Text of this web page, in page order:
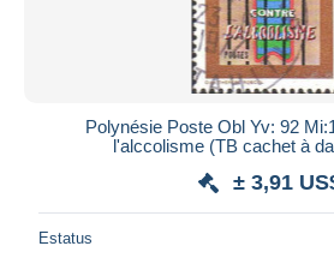
Polynésie Poste Obl Yv: 92
l'alccolisme (TB cachet à
± 3,91
Estatus